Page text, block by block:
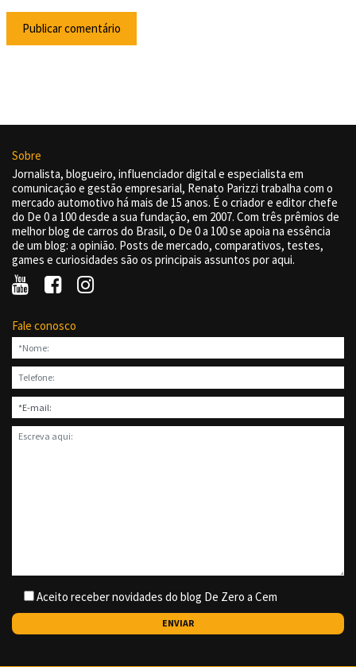
Sobre
Jornalista, blogueiro, influenciador digital e especialista em
comunicação e gestão empresarial, Renato Parizzi trabalha com o
mercado automotivo há mais de 15 anos. É o criador e editor chefe
do De 0 a 100 desde a sua fundação, em 2007. Com três prêmios de
melhor blog de carros do Brasil, o De 0 a 100 se apoia na essência
de um blog: a opinião. Posts de mercado, comparativos, testes,
games e curiosidades são os principais assuntos por aqui.
Fale conosco
Aceito receber novidades do blog De Zero a Cem